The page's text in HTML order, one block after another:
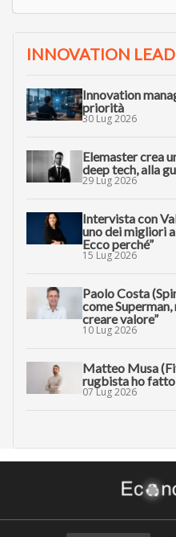
INNOVATION
Innovation
priorità
30 Lug 2026
Elemaster crea
deep tech, alla
29 Lug 2026
Intervista con
uno dei migliori
Ecco perché”
15 Lug 2026
Paolo Costa
come
creare valore”
10 Lug 2026
Matteo Musa
rugbista ho fatto
07 Lug 2026